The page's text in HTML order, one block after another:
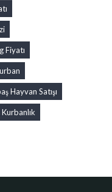
Fiyatı
Hayvan Satışı